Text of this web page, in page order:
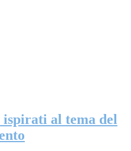
al tema del